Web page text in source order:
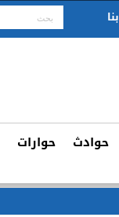
حوادث حوارات